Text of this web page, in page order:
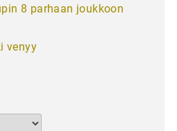
8 parhaan joukkoon
venyy